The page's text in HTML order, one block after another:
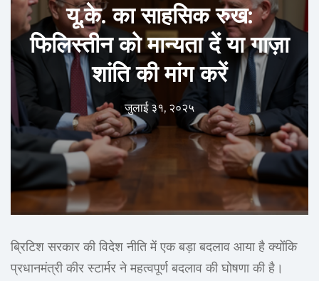
यू.के. का साहसिक रुख:
फिलिस्तीन को मान्यता दें या गाज़ा
शांति की मांग करें
जुलाई ३१, २०२५
ब्रिटिश सरकार की विदेश नीति में एक बड़ा बदलाव आया है क्योंकि
प्रधानमंत्री कीर स्टार्मर ने महत्वपूर्ण बदलाव की घोषणा की है।